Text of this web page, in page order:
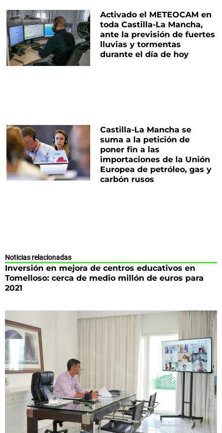
Activado el METEOCAM en
toda Castilla-La Mancha,
ante la previsión de fuertes
lluvias y tormentas
durante el día de hoy
Castilla-La Mancha se
suma a la petición de
poner fin a las
importaciones de la Unión
Europea de petróleo, gas y
carbón rusos
Noticias relacionadas
Inversión en mejora de centros educativos en
Tomelloso: cerca de medio millón de euros para
2021